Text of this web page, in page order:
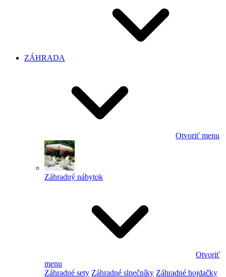
ZÁHRADA
Otvoriť menu
Záhradný nábytok
Otvoriť
menu
Záhradné sety Záhradné slnečníky Záhradné hojdačky